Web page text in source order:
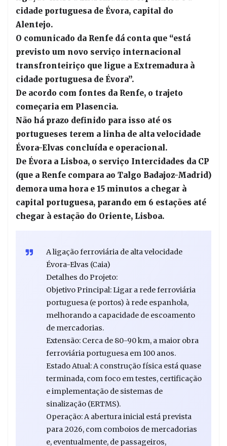
cidade portuguesa de Évora, capital do
Alentejo.
O comunicado da Renfe dá conta que “está
previsto um novo serviço internacional
transfronteiriço que ligue a Extremadura à
cidade portuguesa de Évora”.
De acordo com fontes da Renfe, o trajeto
começaria em Plasencia.
Não há prazo definido para isso até os
portugueses terem a linha de alta velocidade
Évora-Elvas concluída e operacional.
De Évora a Lisboa, o serviço Intercidades da CP
(que a Renfe compara ao Talgo Badajoz-Madrid)
demora uma hora e 15 minutos a chegar à
capital portuguesa, parando em 6 estações até
chegar à estação do Oriente, Lisboa.
A ligação ferroviária de alta velocidade
Évora-Elvas (Caia)
Detalhes do Projeto:
Objetivo Principal: Ligar a rede ferroviária
portuguesa (e portos) à rede espanhola,
melhorando a capacidade de escoamento
de mercadorias.
Extensão: Cerca de 80-90 km, a maior obra
ferroviária portuguesa em 100 anos.
Estado Atual: A construção física está quase
terminada, com foco em testes, certificação
e implementação de sistemas de
sinalização (ERTMS).
Operação: A abertura inicial está prevista
para 2026, com comboios de mercadorias
e, eventualmente, de passageiros,